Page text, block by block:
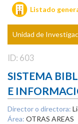
Listado
Unidad de
ID: 603
SISTEMA
E
Director o directora:
Área: OTRAS AREAS